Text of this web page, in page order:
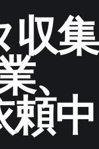
収集
、
中